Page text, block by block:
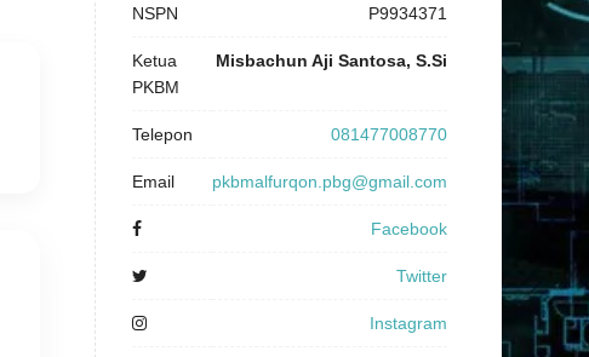
NSPN P9934371
Ketua
PKBM
Misbachun Aji Santosa, S.Si
Telepon 081477008770
Email pkbmalfurqon.pbg@gmail.com
Facebook
Twitter
Instagram